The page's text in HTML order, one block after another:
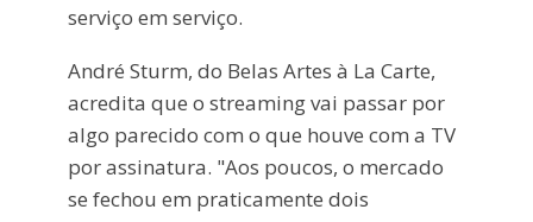
serviço em serviço.
André Sturm, do Belas Artes à La Carte,
acredita que o streaming vai passar por
algo parecido com o que houve com a TV
por assinatura. "Aos poucos, o mercado
se fechou em praticamente dois